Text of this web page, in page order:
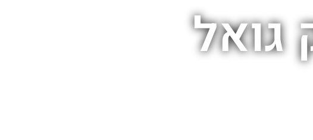
גואל